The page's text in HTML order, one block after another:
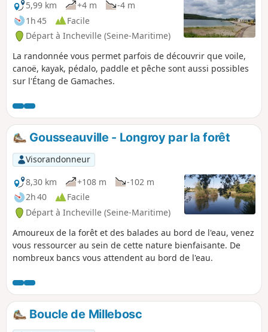
5,99 km
+4 m
-4 m
1h 45
Facile
Départ à Incheville (Seine-Maritime)
La randonnée vous permet parfois de découvrir que voile,
canoë, kayak, pédalo, paddle et pêche sont aussi possibles
sur l'Étang de Gamaches.
Gousseauville - Longroy par la forêt
Visorandonneur
8,30 km
+108 m
-102 m
2h 40
Facile
Départ à Incheville (Seine-Maritime)
Amoureux de la forêt et des balades au bord de l'eau, venez
vous ressourcer au sein de cette nature bienfaisante. De
nombreux bancs vous attendent au bord de l'eau.
Boucle de Millebosc